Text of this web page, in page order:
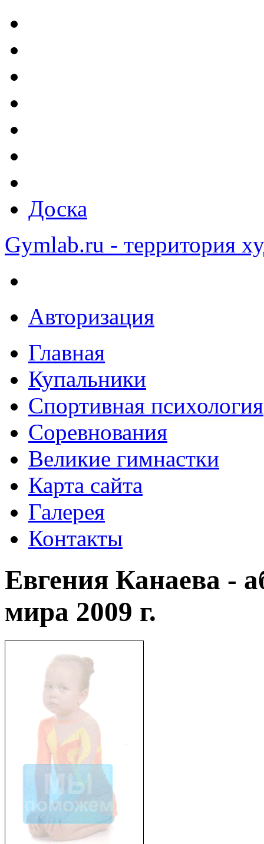
Доска
Gymlab.ru - территория
Авторизация
Главная
Купальники
Спортивная психология
Соревнования
Великие гимнастки
Карта сайта
Галерея
Контакты
Евгения Канаева -
мира 2009 г.